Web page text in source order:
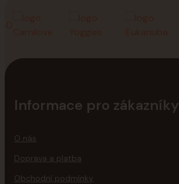
Informace pro zákazníky
O nás
Doprava a platba
Obchodní podmínky